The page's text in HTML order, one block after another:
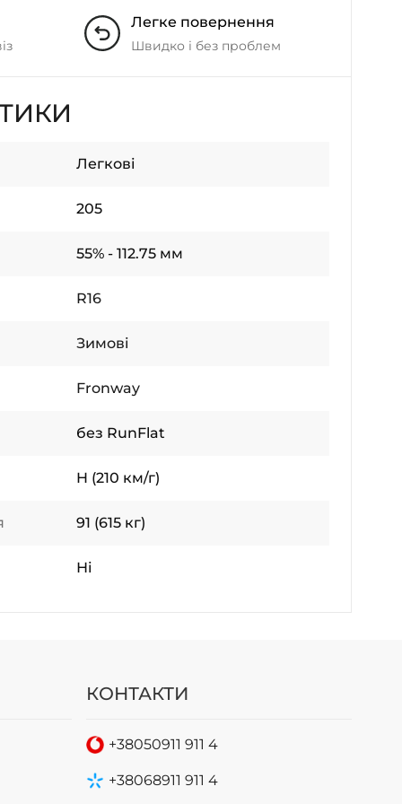
Легке повернення
Швидко і без проблем
Легкові
205
55% - 112.75 мм
R16
Зимові
Fronway
без RunFlat
H (210 км/г)
91 (615 кг)
Ні
КОНТАКТИ
+38050911 911 4
+38068911 911 4